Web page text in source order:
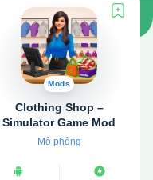
Mods
Clothing Shop –
Simulator Game Mod
APK v1.29 (Vô hạn tiền)
Mô phỏng